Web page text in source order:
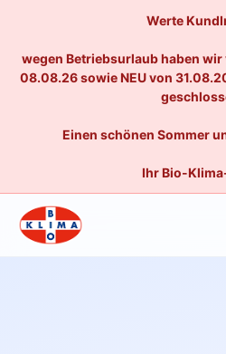
Werte
wegen Betriebsurlaub haben
08.08.26 sowie NEU von
Einen schönen Sommer
Ihr Bio-